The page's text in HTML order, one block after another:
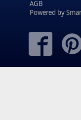
AGB
Powered by